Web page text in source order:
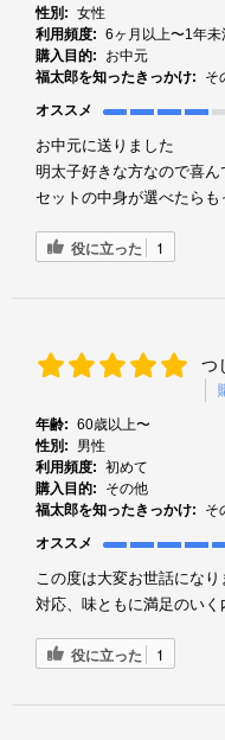
性別: 女性
利用頻度: 6ヶ月以上〜1年未
購入目的:
お中元
福太郎を知ったきっかけ:
そ
オススメ
お中元に送りました
明太子好きな方なので喜ん
セットの中身が選べたら
役に立った 1
つ
年齢: 60歳以上〜
性別:
男性
利用頻度: 初めて
購入目的:
その他
福太郎を知ったきっかけ:
そ
オススメ
この度は大変お世話になり
対応、味ともに満足のいく
役に立った 1